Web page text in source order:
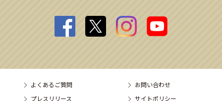
よくあるご質問
お問い合わせ
プレスリリース
サイトポリシー